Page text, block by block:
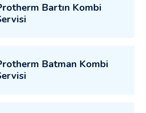
Bartın Kombi
Batman Kombi